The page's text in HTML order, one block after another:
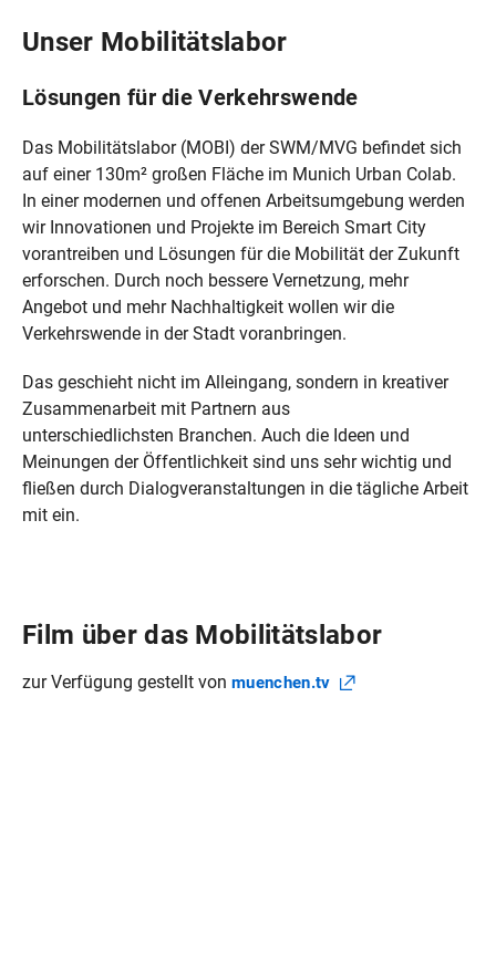
Unser Mobilitätslabor
Lösungen für die Verkehrswende
Das Mobilitätslabor (MOBI) der SWM/MVG befindet sich
auf einer 130m² großen Fläche im Munich Urban Colab.
In einer modernen und offenen Arbeitsumgebung werden
wir Innovationen und Projekte im Bereich Smart City
vorantreiben und Lösungen für die Mobilität der Zukunft
erforschen. Durch noch bessere Vernetzung, mehr
Angebot und mehr Nachhaltigkeit wollen wir die
Verkehrswende in der Stadt voranbringen.
Das geschieht nicht im Alleingang, sondern in kreativer
Zusammenarbeit mit Partnern aus
unterschiedlichsten Branchen. Auch die Ideen und
Meinungen der Öffentlichkeit sind uns sehr wichtig und
fließen durch Dialogveranstaltungen in die tägliche Arbeit
mit ein.
Film über das Mobilitätslabor
zur Verfügung gestellt von muenchen.tv